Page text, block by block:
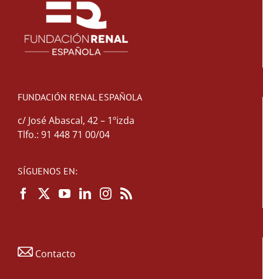
FUNDACIÓN RENAL ESPAÑOLA
c/ José Abascal, 42 – 1ºizda
Tlfo.: 91 448 71 00/04
SÍGUENOS EN:
Contacto